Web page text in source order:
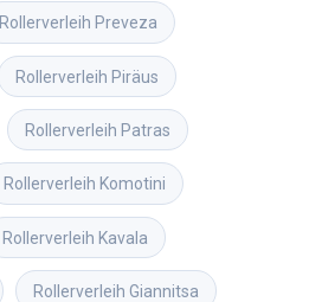
Rollerverleih Preveza
Rollerverleih Piräus
Rollerverleih Patras
Rollerverleih Komotini
Rollerverleih Kavala
Rollerverleih Giannitsa